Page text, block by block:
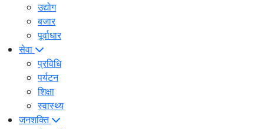
उद्योग
बजार
पूर्वाधार
सेवा
प्रविधि
पर्यटन
शिक्षा
स्वास्थ्य
जनशक्ति